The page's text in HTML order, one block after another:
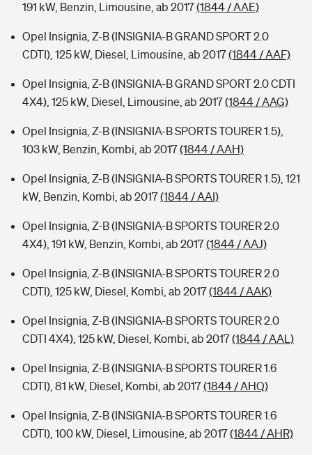
191 kW, Benzin, Limousine, ab 2017(1844 / AAE)
Opel Insignia, Z-B (INSIGNIA-B GRAND SPORT 2.0
CDTI), 125 kW, Diesel, Limousine, ab 2017(1844 / AAF)
Opel Insignia, Z-B (INSIGNIA-B GRAND SPORT 2.0 CDTI
4X4), 125 kW, Diesel, Limousine, ab 2017(1844 / AAG)
Opel Insignia, Z-B (INSIGNIA-B SPORTS TOURER 1.5),
103 kW, Benzin, Kombi, ab 2017(1844 / AAH)
Opel Insignia, Z-B (INSIGNIA-B SPORTS TOURER 1.5), 121
kW, Benzin, Kombi, ab 2017(1844 / AAI)
Opel Insignia, Z-B (INSIGNIA-B SPORTS TOURER 2.0
4X4), 191 kW, Benzin, Kombi, ab 2017(1844 / AAJ)
Opel Insignia, Z-B (INSIGNIA-B SPORTS TOURER 2.0
CDTI), 125 kW, Diesel, Kombi, ab 2017(1844 / AAK)
Opel Insignia, Z-B (INSIGNIA-B SPORTS TOURER 2.0
CDTI 4X4), 125 kW, Diesel, Kombi, ab 2017(1844 / AAL)
Opel Insignia, Z-B (INSIGNIA-B SPORTS TOURER 1.6
CDTI), 81 kW, Diesel, Kombi, ab 2017(1844 / AHQ)
Opel Insignia, Z-B (INSIGNIA-B SPORTS TOURER 1.6
CDTI), 100 kW, Diesel, Limousine, ab 2017(1844 / AHR)